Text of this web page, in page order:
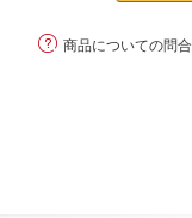
 商品についての問